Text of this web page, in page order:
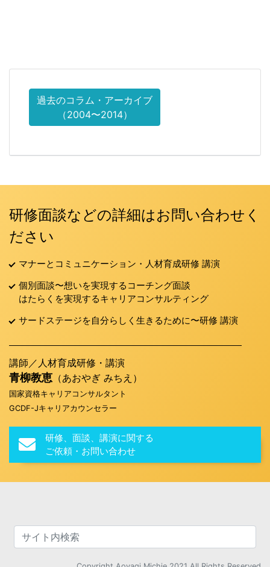
過去のコラム・アーカイブ
（2004〜2014）
研修面談などの詳細はお問い合わせく
ださい
マナーとコミュニケーション・人材育成研修 講演
個別面談〜想いを実現するコーチング面談
はたらくを実現するキャリアコンサルティング
サードステージを自分らしく生きるために〜研修 講演
講師／人材育成研修・講演
青柳教恵 （あおやぎ みちえ）
国家資格キャリアコンサルタント
GCDF-Jキャリアカウンセラー
研修、面談、講演に関する
ご依頼・お問い合わせ